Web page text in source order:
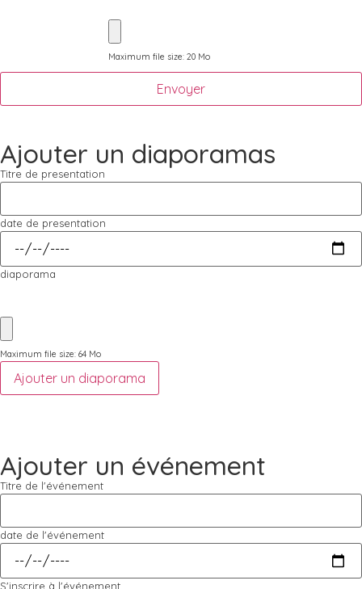
Maximum file size: 20 Mo
Envoyer
Ajouter un diaporamas
Titre de presentation
date de presentation
diaporama
Maximum file size: 64 Mo
Ajouter un diaporama
Ajouter un événement
Titre de l'événement
date de l'événement
S'inscrire à l'événement